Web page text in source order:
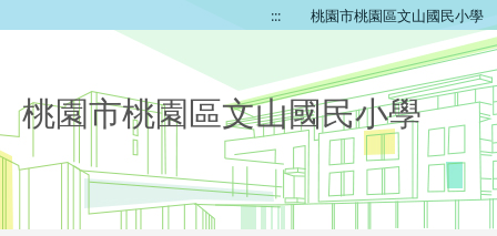
::: 桃園市桃園區文山國民小學
桃園市桃園區文山國民小學